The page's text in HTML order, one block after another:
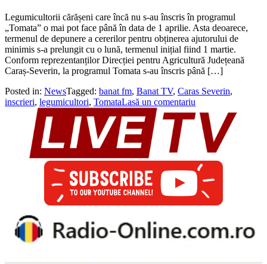
Legumicultorii cărășeni care încă nu s-au înscris în programul
„Tomata” o mai pot face până în data de 1 aprilie. Asta deoarece,
termenul de depunere a cererilor pentru obținerea ajutorului de
minimis s-a prelungit cu o lună, termenul inițial fiind 1 martie.
Conform reprezentanților Direcției pentru Agricultură Județeană
Caraș-Severin, la programul Tomata s-au înscris până […]
Posted in: NewsTagged: banat fm, Banat TV, Caras Severin,
inscrieri, legumicultori, TomataLasă un comentariu